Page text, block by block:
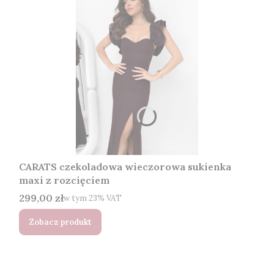
CARATS czekoladowa wieczorowa sukienka
maxi z rozcięciem
Cena brutto
299,00 złw tym %s VAT
w tym 23% VAT
Zobacz produkt